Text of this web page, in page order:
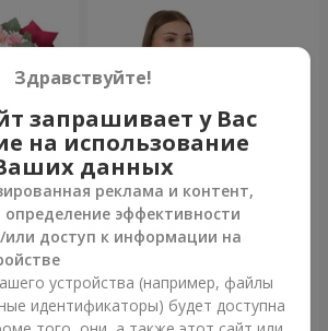
Композиция "Белоснежная
гармония"
3 012 грн
Здравствуйте!
запрашивает у Вас
на использование
данных
реклама и контент,
определение эффективности
или доступ к информации на
устройства (например, файлы
идентификаторы) будет доступна